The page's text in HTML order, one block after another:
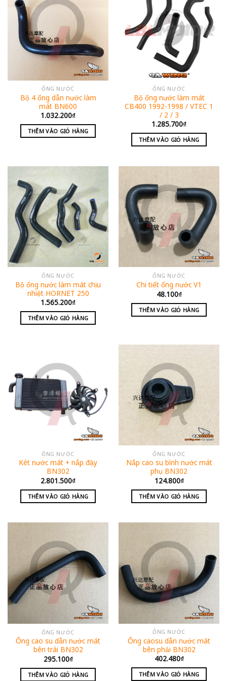
ỐNG NƯỚC
Bộ 4 ống dẫn nước làm
mát BN600
1.032.200₫
THÊM VÀO GIỎ HÀNG
ỐNG NƯỚC
Bộ ống nước làm mát
CB400 1992-1998 / VTEC 1
/ 2 / 3
1.285.700₫
THÊM VÀO GIỎ HÀNG
ỐNG NƯỚC
Bộ ống nước làm mát chịu
nhiệt HORNET 250
1.565.200₫
THÊM VÀO GIỎ HÀNG
ỐNG NƯỚC
Chi tiết ống nước V1
48.100₫
THÊM VÀO GIỎ HÀNG
ỐNG NƯỚC
Két nước mát + nắp đậy
BN302
2.801.500₫
THÊM VÀO GIỎ HÀNG
ỐNG NƯỚC
Nắp cao su bình nước mát
phụ BN302
124.800₫
THÊM VÀO GIỎ HÀNG
ỐNG NƯỚC
Ống cao su dẫn nước mát
bên trái BN302
295.100₫
THÊM VÀO GIỎ HÀNG
ỐNG NƯỚC
Ống caosu dẫn nước mát
bên phải BN302
402.480₫
THÊM VÀO GIỎ HÀNG